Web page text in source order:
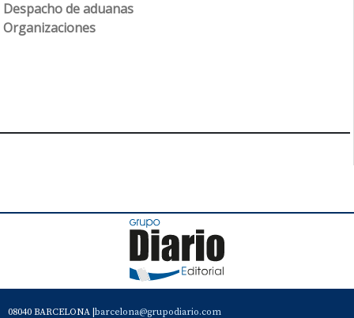
Despacho de aduanas
Organizaciones
08040 BARCELONA | barcelona@grupodiario.com